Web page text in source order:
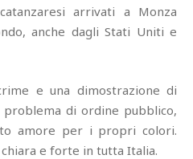
arrivati a Monza
anche dagli Stati Uniti e
e una dimostrazione di
di ordine pubblico,
amore per i propri colori.
e forte in tutta Italia.